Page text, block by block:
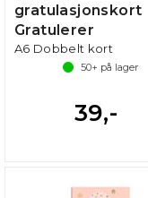
gratulasjonskort
Gratulerer
A6 Dobbelt kort
50+ på lager
39,-